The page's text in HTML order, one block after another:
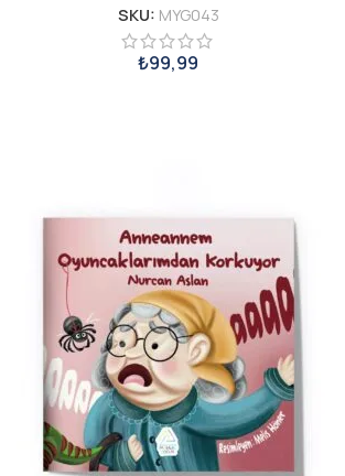
SKU: MYG043
₺99,99